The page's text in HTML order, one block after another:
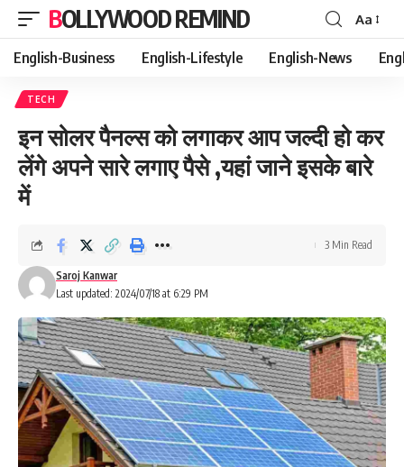
BOLLYWOOD REMIND
Font
Resizer
Aa
English-Business English-Lifestyle English-News
TECH
इन सोलर पैनल्स को लगाकर आप जल्दी हो कर
लेंगे अपने सारे लगाए पैसे ,यहां जाने इसके बारे
में
Last updated: 2024/07/18 at 6:29 PM
Saroj Kanwar
3 Min Read